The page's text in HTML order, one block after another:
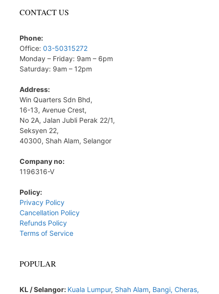
CONTACT US
Phone:
Office: 03-50315272
Monday – Friday: 9am – 6pm
Saturday: 9am – 12pm
Address:
Win Quarters Sdn Bhd,
16-13, Avenue Crest,
No 2A, Jalan Jubli Perak 22/1,
Seksyen 22,
40300, Shah Alam, Selangor
Company no:
1196316-V
Policy:
Privacy Policy
Cancellation Policy
Refunds Policy
Terms of Service
POPULAR
KL / Selangor: Kuala Lumpur, Shah Alam, Bangi, Cheras,